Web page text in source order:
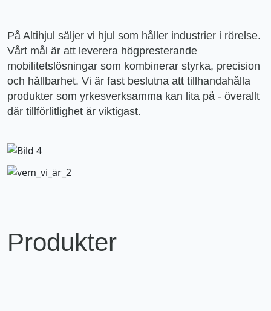
På Altihjul säljer vi hjul som håller industrier i rörelse.
Vårt mål är att leverera högpresterande
mobilitetslösningar som kombinerar styrka, precision
och hållbarhet. Vi är fast beslutna att tillhandahålla
produkter som yrkesverksamma kan lita på - överallt
där tillförlitlighet är viktigast.
Produkter